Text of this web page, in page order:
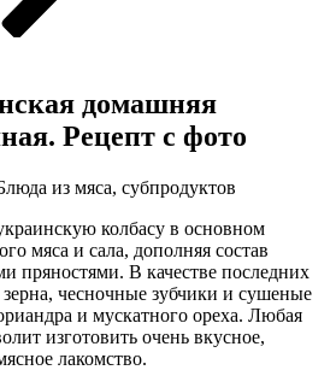
домашняя
Рецепт с фото
из мяса, субпродуктов
колбасу в основном
мяса и сала, дополняя состав
пряностями. В качестве последних
чесночные зубчики и сушеные
и мускатного ореха. Любая
изготовить очень вкусное,
лакомство.